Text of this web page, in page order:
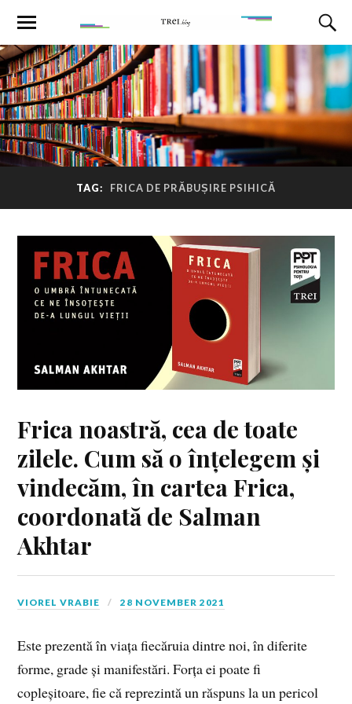
TAG: FRICA DE PRĂBUȘIRE PSIHICĂ
Frica noastră, cea de toate
zilele. Cum să o înțelegem și
vindecăm, în cartea Frica,
coordonată de Salman
Akhtar
VIOREL VRABIE 28 NOVEMBER 2021
Este prezentă în viața fiecăruia dintre noi, în diferite
forme, grade și manifestări. Forța ei poate fi
copleșitoare, fie că reprezintă un răspuns la un pericol